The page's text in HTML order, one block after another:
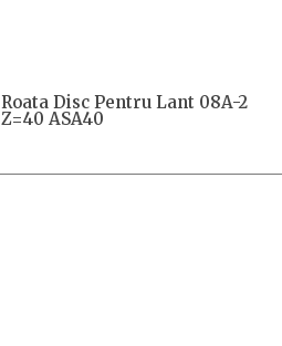
Roata Disc Pentru Lant 08A-2
Z=40 ASA40